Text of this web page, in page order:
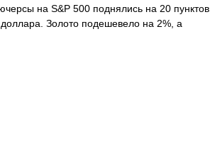
на S&P 500 поднялись на 20 пунктов,
Золото подешевело на 2%, а